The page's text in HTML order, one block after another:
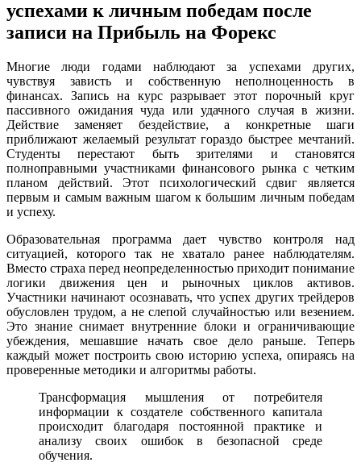
успехами к личным победам после
записи на Прибыль на Форекс
Многие люди годами наблюдают за успехами других,
чувствуя зависть и собственную неполноценность в
финансах. Запись на курс разрывает этот порочный круг
пассивного ожидания чуда или удачного случая в жизни.
Действие заменяет бездействие, а конкретные шаги
приближают желаемый результат гораздо быстрее мечтаний.
Студенты перестают быть зрителями и становятся
полноправными участниками финансового рынка с четким
планом действий. Этот психологический сдвиг является
первым и самым важным шагом к большим личным победам
и успеху.
Образовательная программа дает чувство контроля над
ситуацией, которого так не хватало ранее наблюдателям.
Вместо страха перед неопределенностью приходит понимание
логики движения цен и рыночных циклов активов.
Участники начинают осознавать, что успех других трейдеров
обусловлен трудом, а не слепой случайностью или везением.
Это знание снимает внутренние блоки и ограничивающие
убеждения, мешавшие начать свое дело раньше. Теперь
каждый может построить свою историю успеха, опираясь на
проверенные методики и алгоритмы работы.
Трансформация мышления от потребителя
информации к создателе собственного капитала
происходит благодаря постоянной практике и
анализу своих ошибок в безопасной среде
обучения.